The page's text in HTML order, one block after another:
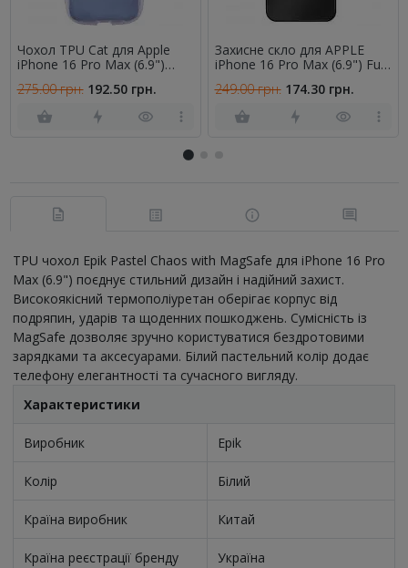
Чохол TPU Cat для Apple
iPhone 16 Pro Max (6.9")
275.00 грн. 192.50 грн.
Захисне скло для APPLE
iPhone 16 Pro Max (6.9") Full
чорне)
249.00 грн. 174.30 грн.
TPU чохол Epik Pastel Chaos with MagSafe для iPhone 16 Pro
Max (6.9") поєднує стильний дизайн і надійний захист.
Високоякісний термополіуретан оберігає корпус від
подряпин, ударів та щоденних пошкоджень. Сумісність із
MagSafe дозволяє зручно користуватися бездротовими
зарядками та аксесуарами. Білий пастельний колір додає
телефону елегантності та сучасного вигляду.
Характеристики
Виробник Epik
Колір Білий
Країна виробник Китай
Країна реєстрації бренду Україна